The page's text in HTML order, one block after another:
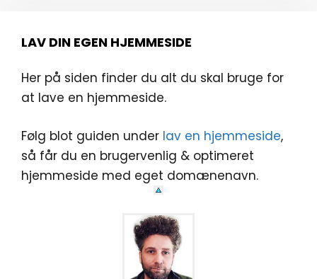
LAV DIN EGEN HJEMMESIDE
Her på siden finder du alt du skal bruge for
at lave en hjemmeside.
Følg blot guiden under lav en hjemmeside,
så får du en brugervenlig & optimeret
hjemmeside med eget domænenavn.